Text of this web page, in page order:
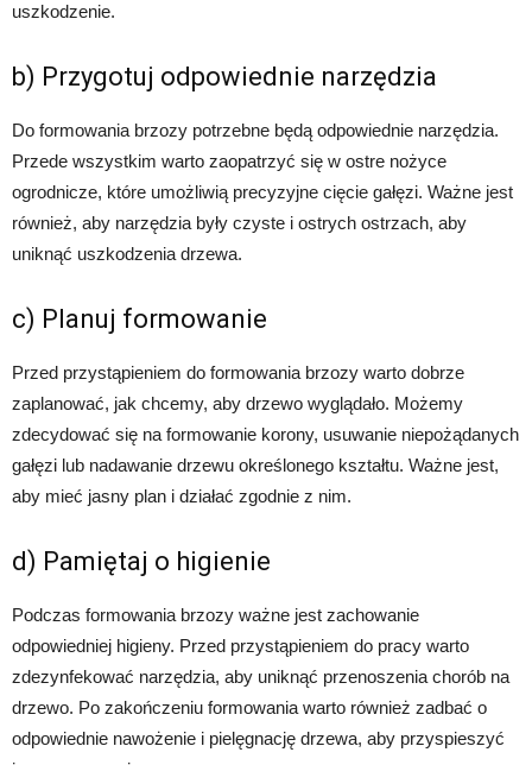
uszkodzenie.
b) Przygotuj odpowiednie narzędzia
Do formowania brzozy potrzebne będą odpowiednie narzędzia.
Przede wszystkim warto zaopatrzyć się w ostre nożyce
ogrodnicze, które umożliwią precyzyjne cięcie gałęzi. Ważne jest
również, aby narzędzia były czyste i ostrych ostrzach, aby
uniknąć uszkodzenia drzewa.
c) Planuj formowanie
Przed przystąpieniem do formowania brzozy warto dobrze
zaplanować, jak chcemy, aby drzewo wyglądało. Możemy
zdecydować się na formowanie korony, usuwanie niepożądanych
gałęzi lub nadawanie drzewu określonego kształtu. Ważne jest,
aby mieć jasny plan i działać zgodnie z nim.
d) Pamiętaj o higienie
Podczas formowania brzozy ważne jest zachowanie
odpowiedniej higieny. Przed przystąpieniem do pracy warto
zdezynfekować narzędzia, aby uniknąć przenoszenia chorób na
drzewo. Po zakończeniu formowania warto również zadbać o
odpowiednie nawożenie i pielęgnację drzewa, aby przyspieszyć